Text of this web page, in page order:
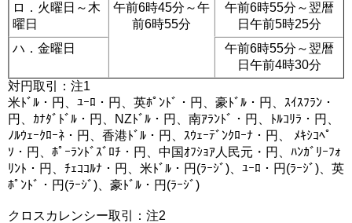
ロ．火曜日～木
曜日
午前6時45分～午
前6時55分
午前6時55分～翌暦
日午前5時25分
ハ．金曜日
午前6時55分～翌暦
日午前4時30分
対円取引：注1
米ﾄﾞﾙ・円、ﾕｰﾛ・円、英ﾎﾟﾝﾄﾞ・円、豪ﾄﾞﾙ・円、ｽｲｽﾌﾗﾝ・
円、ｶﾅﾀﾞﾄﾞﾙ・円、NZﾄﾞﾙ・円、南ｱﾗﾝﾄﾞ・円、ﾄﾙｺﾘﾗ・円、
ﾉﾙｳｪｰｸﾛｰﾈ・円、香港ﾄﾞﾙ・円、ｽｳｪｰﾃﾞﾝｸﾛｰﾅ・円、 ﾒｷｼｺﾍﾟ
ｿ・円、ﾎﾟｰﾗﾝﾄﾞｽﾞﾛﾁ・円、中国ｵﾌｼｮｱ人民元・円、ﾊﾝｶﾞﾘｰﾌｫ
ﾘﾝﾄ・円、ﾁｪｺｺﾙﾅ・円、米ﾄﾞﾙ・円(ﾗｰｼﾞ)、ﾕｰﾛ・円(ﾗｰｼﾞ)、英
ﾎﾟﾝﾄﾞ・円(ﾗｰｼﾞ)、豪ﾄﾞﾙ・円(ﾗｰｼﾞ)
クロスカレンシー取引：注2